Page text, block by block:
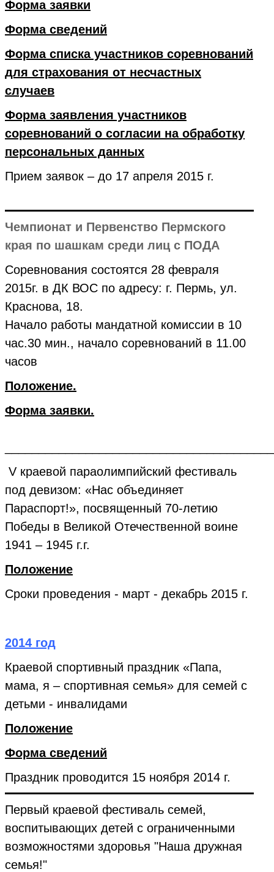
Форма заявки
Форма сведений
Форма списка участников соревнований
для страхования от несчастных
случаев
Форма заявления участников
соревнований о согласии на обработку
персональных данных
Прием заявок – до 17 апреля 2015 г.
Чемпионат и Первенство Пермского
края по шашкам среди лиц с ПОДА
Соревнования состоятся 28 февраля
2015г. в ДК ВОС по адресу: г. Пермь, ул.
Краснова, 18.
Начало работы мандатной комиссии в 10
час.30 мин., начало соревнований в 11.00
часов
Положение.
Форма заявки.
V краевой параолимпийский фестиваль
под девизом: «Нас объединяет
Параспорт!», посвященный 70-летию
Победы в Великой Отечественной воине
1941 – 1945 г.г.
Положение
Сроки проведения - март - декабрь 2015 г.
2014 год
Краевой спортивный праздник «Папа,
мама, я – спортивная семья» для семей с
детьми - инвалидами
Положение
Форма сведений
Праздник проводится 15 ноября 2014 г.
Первый краевой фестиваль семей,
воспитывающих детей с ограниченными
возможностями здоровья "Наша дружная
семья!"